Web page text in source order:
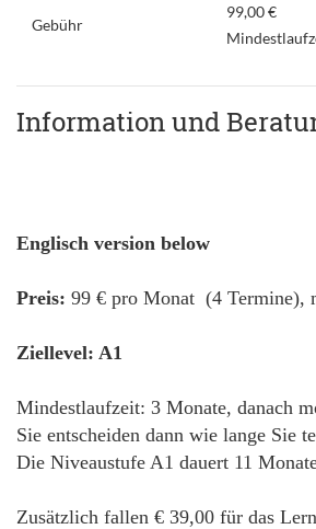
Gebühr
99,00 €
Information und
Englisch version below
Preis: 99 € pro Monat (4 Termine),
Ziellevel: A1
Mindestlaufzeit: 3 Monate, danach
Sie entscheiden dann wie lange Sie
Die Niveaustufe A1 dauert 11
Zusätzlich fallen € 39,00 für das